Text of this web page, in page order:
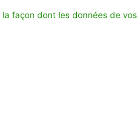
la façon dont les données de vos